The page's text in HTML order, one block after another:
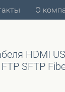
О
HDMI
SFTP